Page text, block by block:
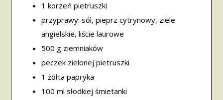
1 korzeń pietruszki
przyprawy: sól, pieprz cytrynowy, ziele
angielskie, liście laurowe
500 g ziemniaków
peczek zielonej pietruszki
1 żółta papryka
100 ml słodkiej śmietanki